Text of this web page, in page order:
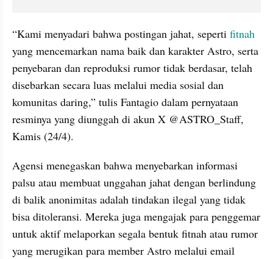
“Kami menyadari bahwa postingan jahat, seperti fitnah
yang mencemarkan nama baik dan karakter Astro, serta
penyebaran dan reproduksi rumor tidak berdasar, telah
disebarkan secara luas melalui media sosial dan
komunitas daring,” tulis Fantagio dalam pernyataan
resminya yang diunggah di akun X @ASTRO_Staff,
Kamis (24/4).
Agensi menegaskan bahwa menyebarkan informasi
palsu atau membuat unggahan jahat dengan berlindung
di balik anonimitas adalah tindakan ilegal yang tidak
bisa ditoleransi. Mereka juga mengajak para penggemar
untuk aktif melaporkan segala bentuk fitnah atau rumor
yang merugikan para member Astro melalui email